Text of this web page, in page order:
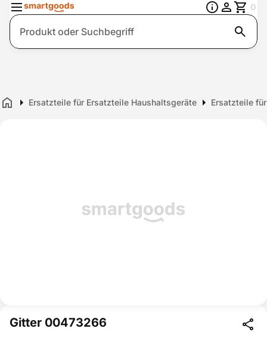
Suche
0
Home Ersatzteile für Ersatzteile Haushaltsgeräte Ersatzteile
Gitter 00473266